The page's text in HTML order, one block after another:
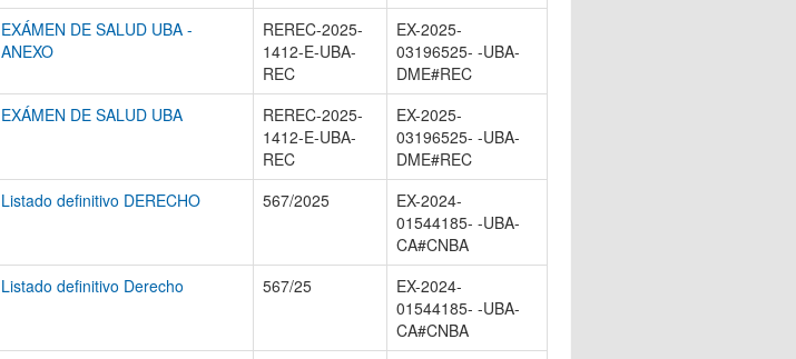
EXÁMEN DE SALUD UBA -
ANEXO
REREC-2025-
1412-E-UBA-
REC
EX-2025-
03196525- -UBA-
DME#REC
EXÁMEN DE SALUD UBA
REREC-2025-
1412-E-UBA-
REC
EX-2025-
03196525- -UBA-
DME#REC
Listado definitivo DERECHO 567/2025
EX-2024-
01544185- -UBA-
CA#CNBA
Listado definitivo Derecho 567/25
EX-2024-
01544185- -UBA-
CA#CNBA